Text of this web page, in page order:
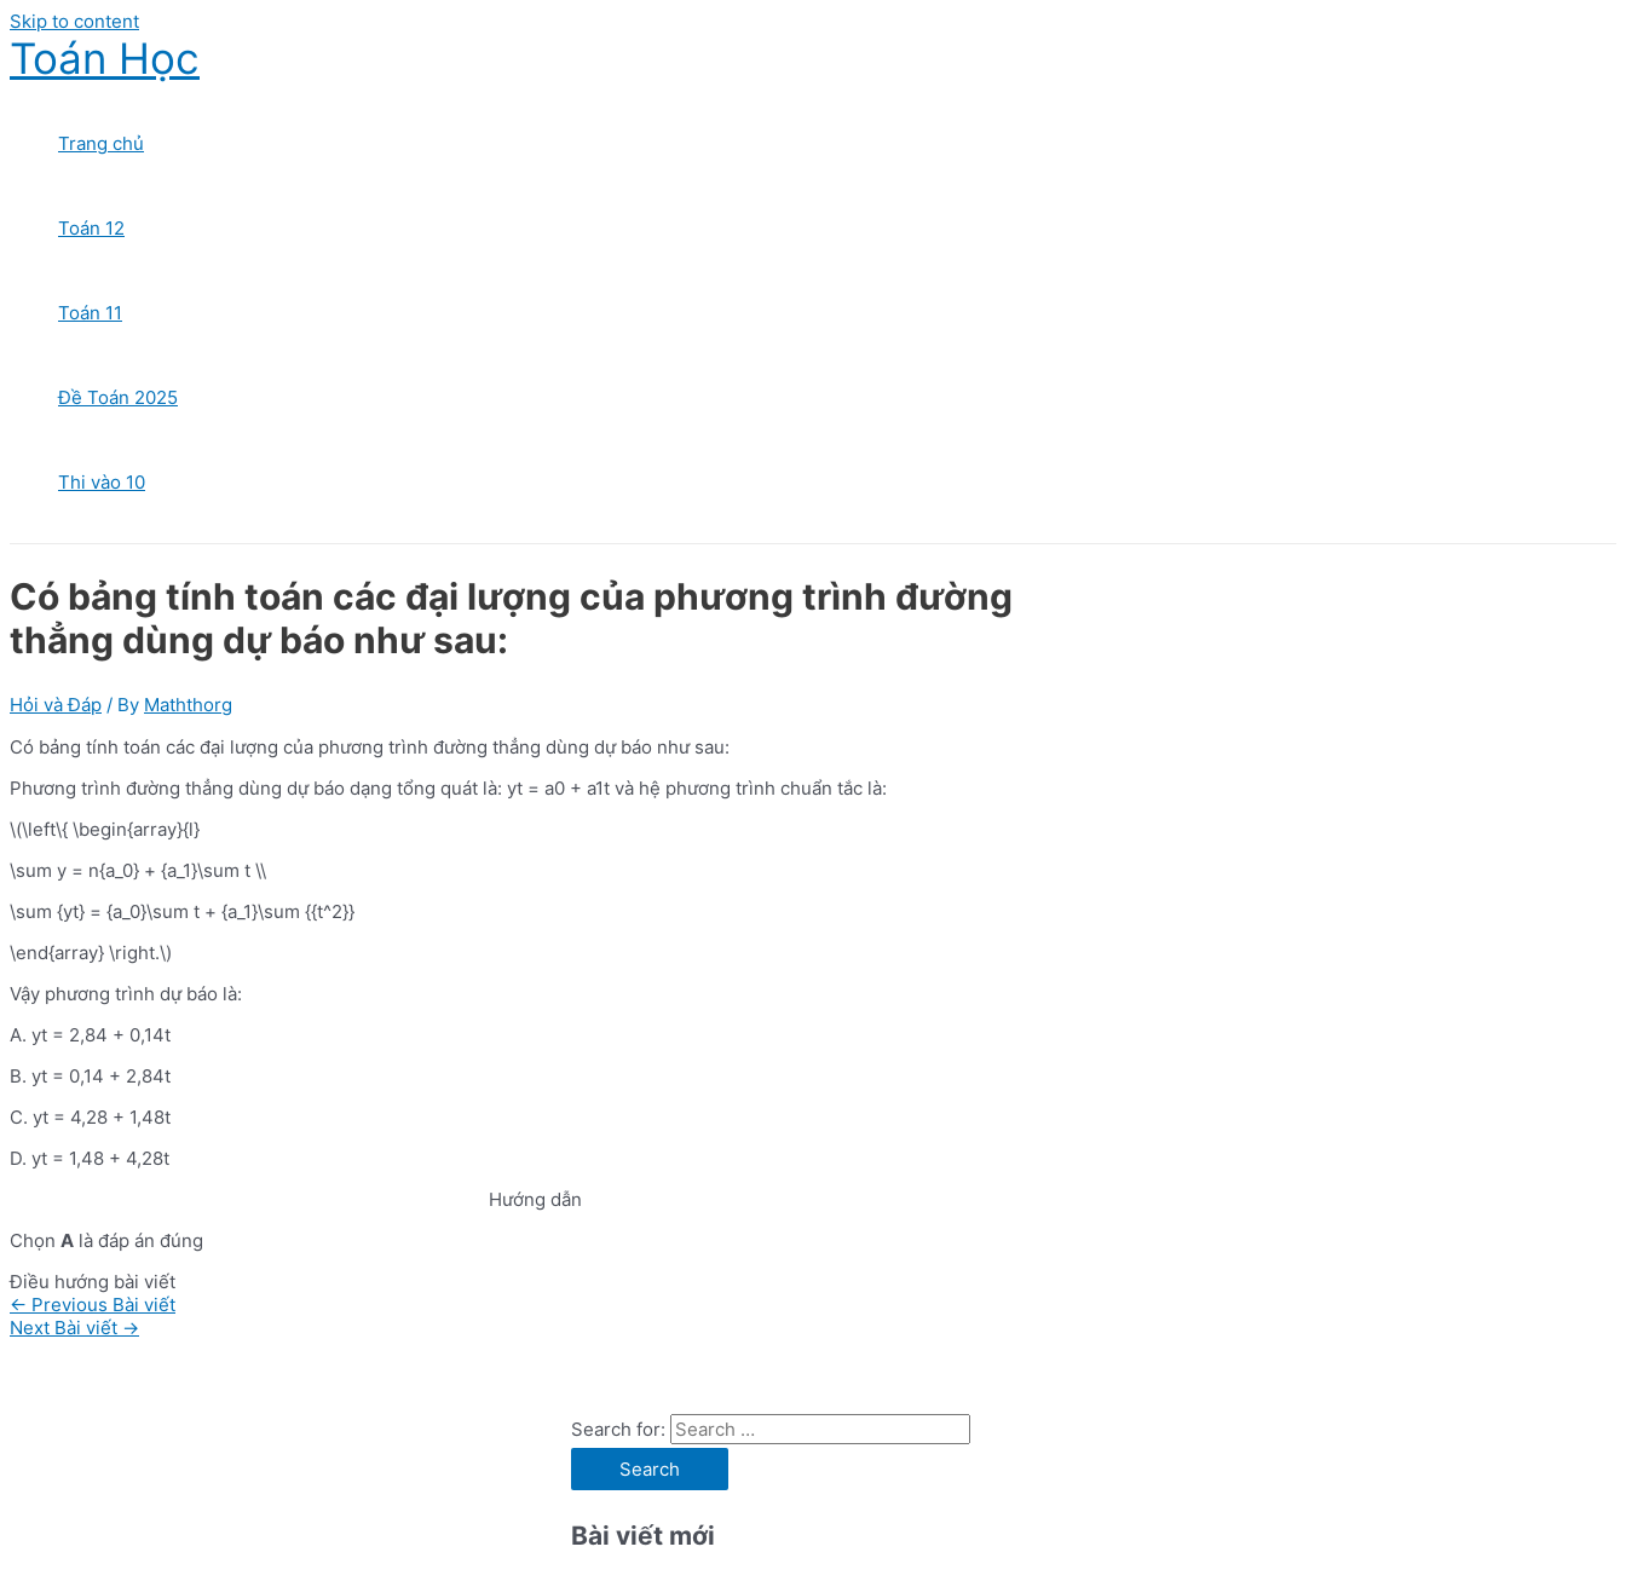
Skip to content
Toán Học
Trang chủ
Toán 12
Toán 11
Đề Toán 2025
Thi vào 10
Có bảng tính toán các đại lượng của phương trình đường
thẳng dùng dự báo như sau:
Hỏi và Đáp / By Maththorg
Có bảng tính toán các đại lượng của phương trình đường thẳng dùng dự báo như sau:
Phương trình đường thẳng dùng dự báo dạng tổng quát là: yt = a0 + a1t và hệ phương trình chuẩn tắc là:
\(\left\{ \begin{array}{l}
\sum y = n{a_0} + {a_1}\sum t \\
\sum {yt} = {a_0}\sum t + {a_1}\sum {{t^2}}
\end{array} \right.\)
Vậy phương trình dự báo là:
A. yt = 2,84 + 0,14t
B. yt = 0,14 + 2,84t
C. yt = 4,28 + 1,48t
D. yt = 1,48 + 4,28t
Hướng dẫn
Chọn A là đáp án đúng
Điều hướng bài viết
← Previous Bài viết
Next Bài viết →
Search for:
Bài viết mới